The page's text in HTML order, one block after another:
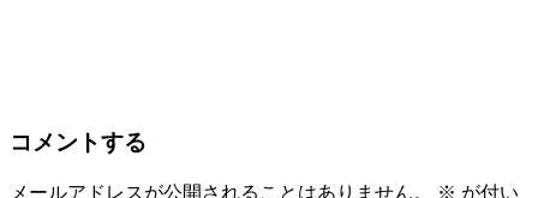
コメントする
メールアドレスが公開されることはありません。 ※ が付い